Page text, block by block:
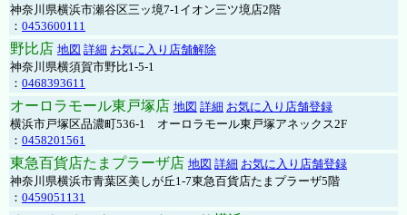
神奈川県横浜市瀬谷区三ッ境7-1イオン三ツ境店2階
： 0453600111
野比店 地図 詳細 お気に入り店舗解除
神奈川県横須賀市野比1-5-1
： 0468393611
オーロラモール東戸塚店 地図 詳細 お気に入り店舗登録
横浜市戸塚区品濃町536-1 オーロラモール東戸塚アネックス2F
： 0458201561
東急百貨店たまプラーザ店 地図 詳細 お気に入り店舗登録
神奈川県横浜市青葉区美しが丘1-7東急百貨店たまプラーザ5階
： 0459051131